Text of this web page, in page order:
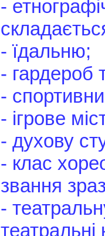
-
- їдальню;
- гардероб
-
- ігрове
- духову
- клас
звання
-
театральні